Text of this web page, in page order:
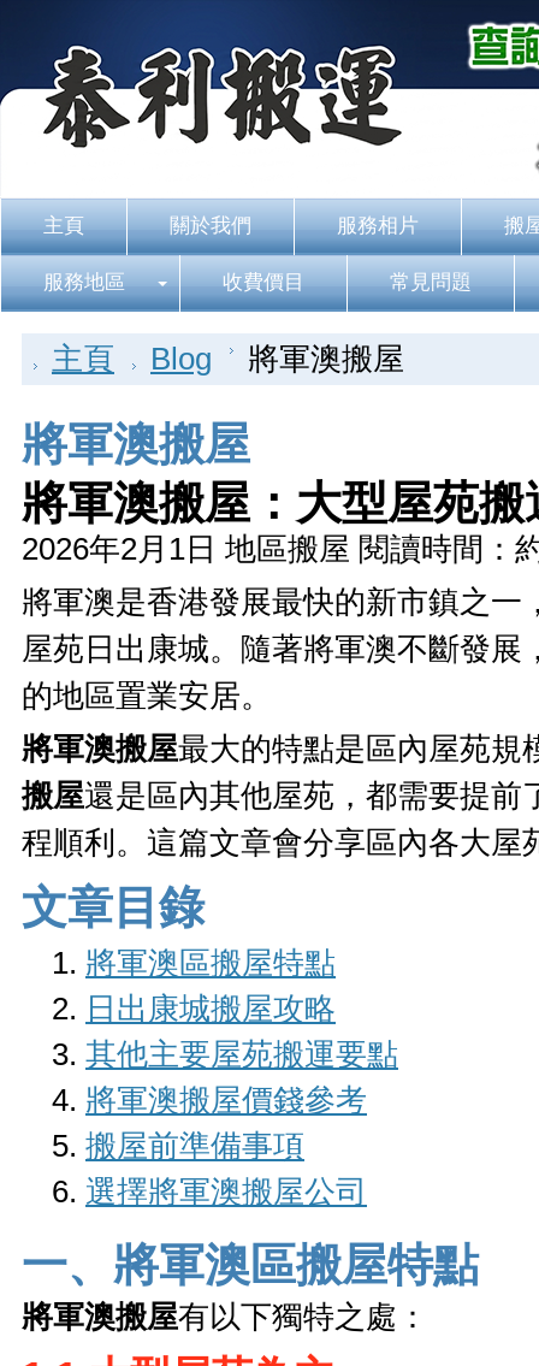
主頁 關於我們 服務相片 搬
服務地區 收費價目 常見問題
主頁 Blog 將軍澳搬屋
將軍澳搬屋
將軍澳搬屋：大型屋苑
2026年2月1日 地區搬屋 閱讀時間：
將軍澳是香港發展最快的新市鎮之
屋苑日出康城。隨著將軍澳不斷發
的地區置業安居。
將軍澳搬屋最大的特點是區內屋苑規
搬屋還是區內其他屋苑，都需要提
程順利。這篇文章會分享區內各大
文章目錄
將軍澳區搬屋特點
日出康城搬屋攻略
其他主要屋苑搬運要點
將軍澳搬屋價錢參考
搬屋前準備事項
選擇將軍澳搬屋公司
一、將軍澳區搬屋特點
將軍澳搬屋有以下獨特之處：